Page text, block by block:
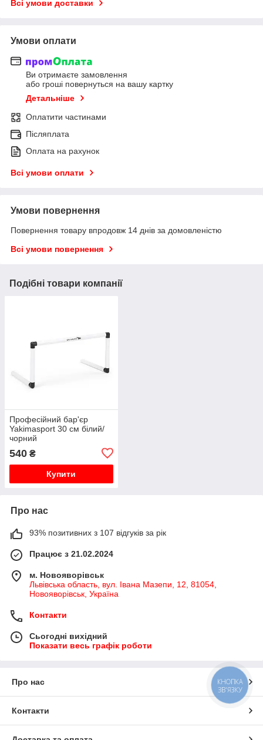
Всі умови доставки
Умови оплати
Ви отримаєте замовлення
або гроші повернуться на вашу картку
Детальніше
Оплатити частинами
Післяплата
Оплата на рахунок
Всі умови оплати
Умови повернення
Повернення товару впродовж 14 днів за домовленістю
Всі умови повернення
Подібні товари компанії
Професійний бар'єр
Yakimasport 30 см білий/
чорний
540 ₴
Купити
Про нас
93% позитивних з 107 відгуків за рік
Працює з 21.02.2024
м. Новояворівськ
Львівська область, вул. Івана Мазепи, 12, 81054,
Новояворівськ, Україна
Контакти
Сьогодні вихідний
Показати весь графік роботи
Про нас
Контакти
КНОПКА
ЗВ'ЯЗКУ